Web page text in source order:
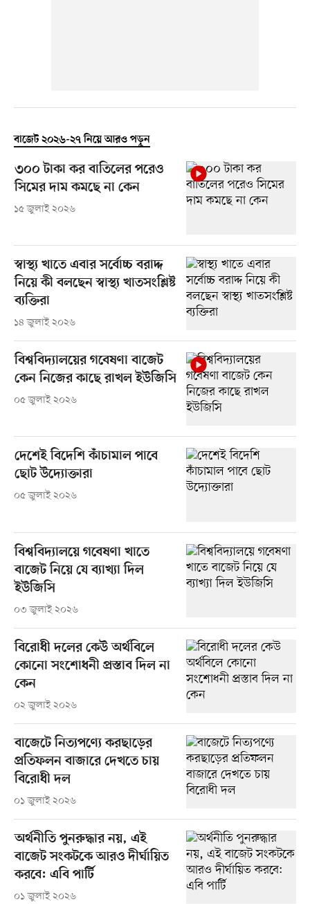
বাজেট ২০২৬-২৭ নিয়ে আরও পড়ুন
৩০০ টাকা কর বাতিলের পরেও
সিমের দাম কমছে না কেন
১৫ জুলাই ২০২৬
স্বাস্থ্য খাতে এবার সর্বোচ্চ বরাদ্দ
নিয়ে কী বলছেন স্বাস্থ্য খাতসংশ্লিষ্ট
ব্যক্তিরা
১৪ জুলাই ২০২৬
বিশ্ববিদ্যালয়ের গবেষণা বাজেট
কেন নিজের কাছে রাখল ইউজিসি
০৫ জুলাই ২০২৬
দেশেই বিদেশি কাঁচামাল পাবে
ছোট উদ্যোক্তারা
০৫ জুলাই ২০২৬
বিশ্ববিদ্যালয়ে গবেষণা খাতে
বাজেট নিয়ে যে ব্যাখ্যা দিল
ইউজিসি
০৩ জুলাই ২০২৬
বিরোধী দলের কেউ অর্থবিলে
কোনো সংশোধনী প্রস্তাব দিল না
কেন
০২ জুলাই ২০২৬
বাজেটে নিত্যপণ্যে করছাড়ের
প্রতিফলন বাজারে দেখতে চায়
বিরোধী দল
০১ জুলাই ২০২৬
অর্থনীতি পুনরুদ্ধার নয়, এই
বাজেট সংকটকে আরও দীর্ঘায়িত
করবে: এবি পার্টি
০১ জুলাই ২০২৬